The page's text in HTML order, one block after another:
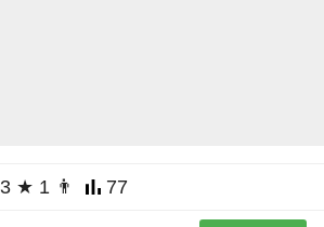
3 ★ 1 👨 77